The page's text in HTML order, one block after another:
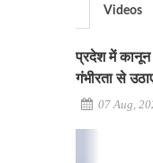
Videos
प्रदेश में कानून
गंभीरता से
07 Aug,